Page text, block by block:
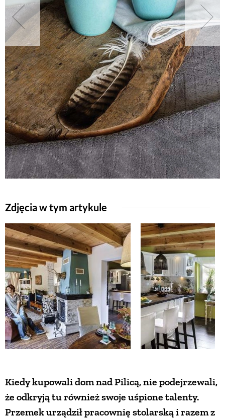
Zdjęcia w tym artykule
Kiedy kupowali dom nad Pilicą, nie podejrzewali,
że odkryją tu również swoje uśpione talenty.
Przemek urządził pracownię stolarską i razem z
NATURALNIE
URODA
NATURALNA APTECZKA
DLA DOMU
EKO ŻYCIE
ZWIERZĘTA W NATURZE
GRZYBY
KRAJOBRAZ
RĘKODZIEŁO
RZEMIOSŁO
ZWYCZAJE